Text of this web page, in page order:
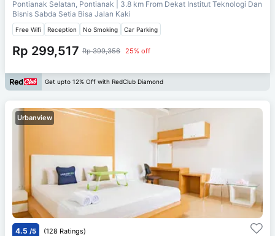
Pontianak Selatan, Pontianak | 3.8 km From Dekat Institut Teknologi Dan
Bisnis Sabda Setia Bisa Jalan Kaki
Free Wifi Reception No Smoking Car Parking
Rp 299,517 Rp 399,356 25% off
Get upto 12% Off with RedClub Diamond
Urbanview
4.5 /5 (128 Ratings)